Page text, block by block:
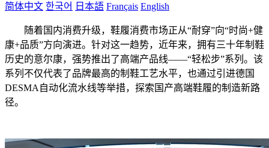
简体中文 한국어 日本語 Français English
随着国内消费升级，鞋履消费市场正从“耐穿”向“时尚+健
康+品质”方向演进。针对这一趋势，近年来，拥有三十年制鞋
历史的意尔康，强势推出了高端产品线——“轻松步”系列。该
系列不仅代表了品牌最高的制鞋工艺水平，也通过引进德国
DESMA自动化流水线等举措，探索国产高端鞋履的制造新路
径。